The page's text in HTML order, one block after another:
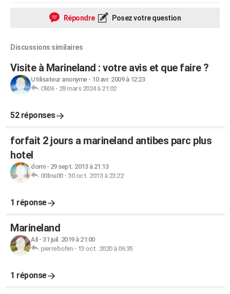
Répondre Posez votre question
Discussions similaires
Visite à Marineland : votre avis et que faire ?
Utilisateur anonyme- 10 avr. 2009 à 12:23
Oli06- 28 mars 2024 à 21:02
52 réponses
forfait 2 jours a marineland antibes parc plus
hotel
domi- 29 sept. 2013 à 21:13
00lina00- 30 oct. 2013 à 23:22
1 réponse
Marineland
Ali- 31 juil. 2019 à 21:00
pierrebohin- 13 oct. 2020 à 06:35
1 réponse